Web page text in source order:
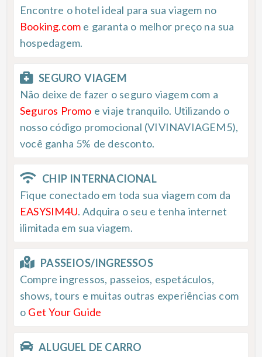
Encontre o hotel ideal para sua viagem no
Booking.com e garanta o melhor preço na sua
hospedagem.
SEGURO VIAGEM
Não deixe de fazer o seguro viagem com a
Seguros Promo e viaje tranquilo. Utilizando o
nosso código promocional (VIVINAVIAGEM5),
você ganha 5% de desconto.
CHIP INTERNACIONAL
Fique conectado em toda sua viagem com da
EASYSIM4U. Adquira o seu e tenha internet
ilimitada em sua viagem.
PASSEIOS/INGRESSOS
Compre ingressos, passeios, espetáculos,
shows, tours e muitas outras experiências com
o Get Your Guide
ALUGUEL DE CARRO